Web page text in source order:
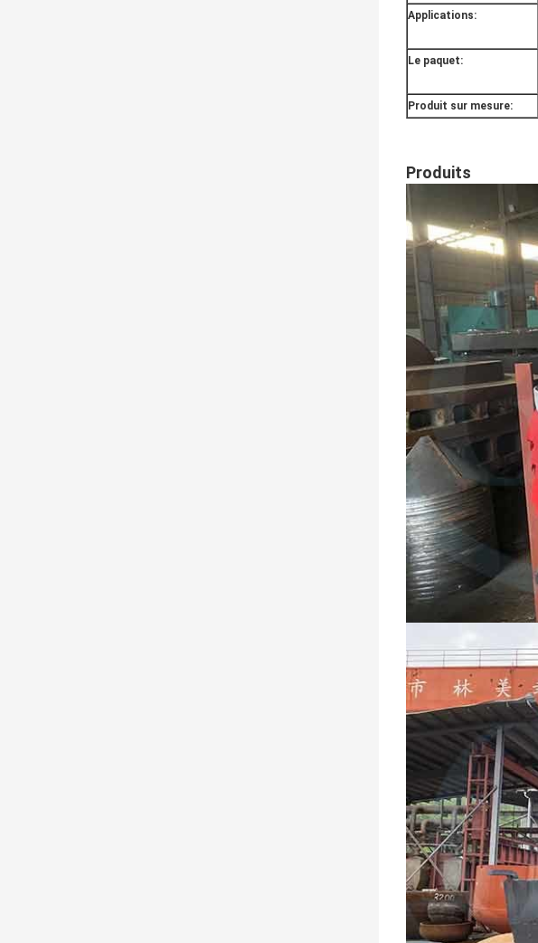
Applications:
Le paquet:
Produit sur mesure:
Produits